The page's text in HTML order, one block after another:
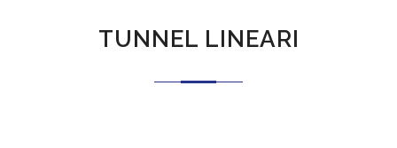
TUNNEL LINEARI